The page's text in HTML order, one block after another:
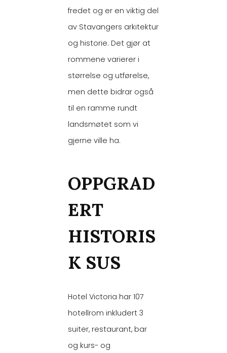
fredet og er en viktig del
av Stavangers arkitektur
og historie. Det gjør at
rommene varierer i
størrelse og utførelse,
men dette bidrar også
til en ramme rundt
landsmøtet som vi
gjerne ville ha.
OPPGRAD
ERT
HISTORIS
K SUS
Hotel Victoria har 107
hotellrom inkludert 3
suiter, restaurant, bar
og kurs- og